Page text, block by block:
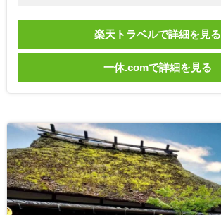
楽天トラベルで詳細を見る
一休.comで詳細を見る